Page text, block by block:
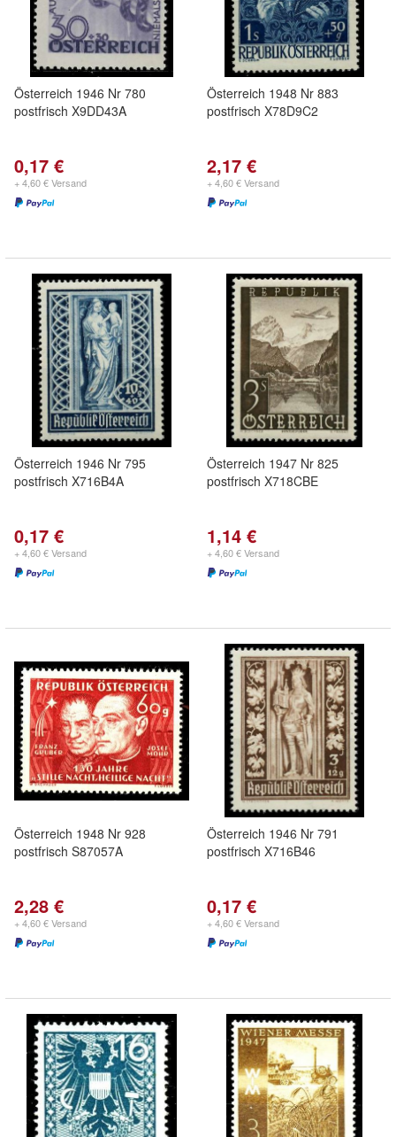
Österreich 1946 Nr 780
postfrisch X9DD43A
0,17 €
+ 4,60 € Versand
Österreich 1948 Nr 883
postfrisch X78D9C2
2,17 €
+ 4,60 € Versand
Österreich 1946 Nr 795
postfrisch X716B4A
0,17 €
+ 4,60 € Versand
Österreich 1947 Nr 825
postfrisch X718CBE
1,14 €
+ 4,60 € Versand
Österreich 1948 Nr 928
postfrisch S87057A
2,28 €
+ 4,60 € Versand
Österreich 1946 Nr 791
postfrisch X716B46
0,17 €
+ 4,60 € Versand